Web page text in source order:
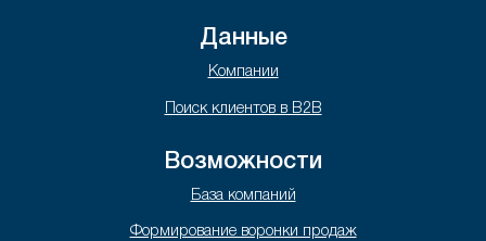
Данные
Компании
Поиск клиентов в B2B
Возможности
База компаний
Формирование воронки продаж